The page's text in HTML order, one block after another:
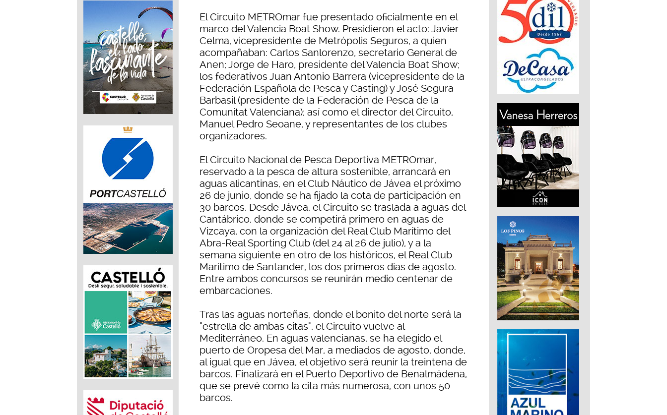
El Circuito METROmar fue presentado oficialmente en el
marco del Valencia Boat Show. Presidieron el acto: Javier
Celma, vicepresidente de Metrópolis Seguros, a quien
acompañaban: Carlos Sanlorenzo, secretario General de
Anen; Jorge de Haro, presidente del Valencia Boat Show;
los federativos Juan Antonio Barrera (vicepresidente de la
Federación Española de Pesca y Casting) y José Segura
Barbasil (presidente de la Federación de Pesca de la
Comunitat Valenciana); así como el director del Circuito,
Manuel Pedro Seoane, y representantes de los clubes
organizadores.
El Circuito Nacional de Pesca Deportiva METROmar,
reservado a la pesca de altura sostenible, arrancará en
aguas alicantinas, en el Club Náutico de Jávea el próximo
26 de junio, donde se ha fijado la cota de participación en
30 barcos. Desde Jávea, el Circuito se traslada a aguas del
Cantábrico, donde se competirá primero en aguas de
Vizcaya, con la organización del Real Club Marítimo del
Abra-Real Sporting Club (del 24 al 26 de julio), y a la
semana siguiente en otro de los históricos, el Real Club
Marítimo de Santander, los dos primeros días de agosto.
Entre ambos concursos se reunirán medio centenar de
embarcaciones.
Tras las aguas norteñas, donde el bonito del norte será la
"estrella de ambas citas", el Circuito vuelve al
Mediterráneo. En aguas valencianas, se ha elegido el
puerto de Oropesa del Mar, a mediados de agosto, donde,
al igual que en Jávea, el objetivo será reunir la treintena de
barcos. Finalizará en el Puerto Deportivo de Benalmádena,
que se prevé como la cita más numerosa, con unos 50
barcos.